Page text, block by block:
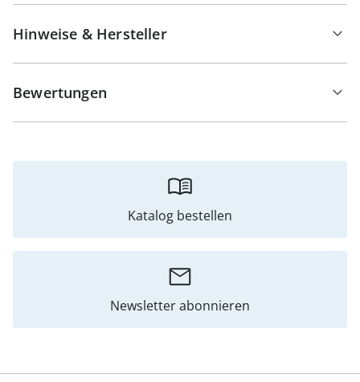
Hinweise & Hersteller
Bewertungen
Katalog bestellen
Newsletter abonnieren